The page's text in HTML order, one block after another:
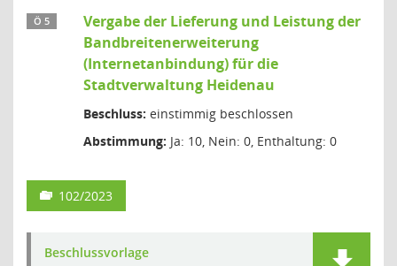
Ö 5
Vergabe der Lieferung und Leistung der
Bandbreitenerweiterung
(Internetanbindung) für die
Stadtverwaltung Heidenau
Beschluss: einstimmig beschlossen
Abstimmung: Ja: 10, Nein: 0, Enthaltung: 0
102/2023
Beschlussvorlage